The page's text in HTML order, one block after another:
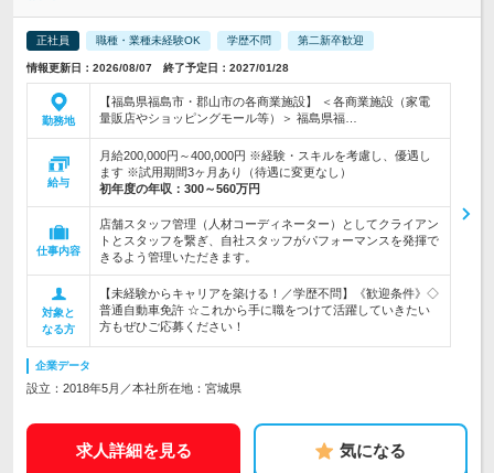
正社員 職種・業種未経験OK 学歴不問 第二新卒歓迎
情報更新日：2026/08/07 終了予定日：2027/01/28
勤務地
【福島県福島市・郡山市の各商業施設】 ＜各商業施設（家電
量販店やショッピングモール等）＞ 福島県福…
給与
月給200,000円～400,000円 ※経験・スキルを考慮し、優遇し
ます ※試用期間3ヶ月あり（待遇に変更なし）
初年度の年収： 300～560万円
仕事内容
店舗スタッフ管理（人材コーディネーター）としてクライアン
トとスタッフを繋ぎ、自社スタッフがパフォーマンスを発揮で
きるよう管理いただきます。
対象と
なる方
【未経験からキャリアを築ける！／学歴不問】《歓迎条件》◇
普通自動車免許 ☆これから手に職をつけて活躍していきたい
方もぜひご応募ください！
企業データ
設立：2018年5月／本社所在地：宮城県
求人詳細を見る 気になる